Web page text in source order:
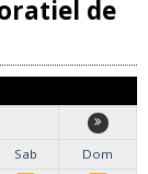
de
Sab
Dom